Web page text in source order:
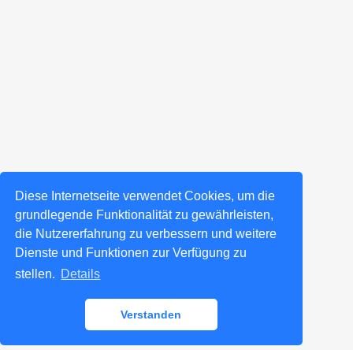
Diese Internetseite verwendet Cookies, um die
grundlegende Funktionalität zu gewährleisten,
die Nutzererfahrung zu verbessern und weitere
Dienste und Funktionen zur Verfügung zu
stellen. Details
Verstanden